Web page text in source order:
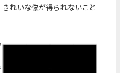
れいな像が得られないこと